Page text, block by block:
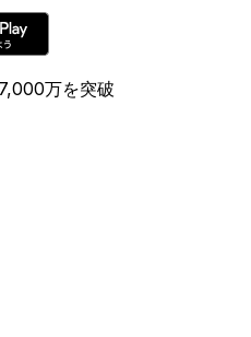
万を突破